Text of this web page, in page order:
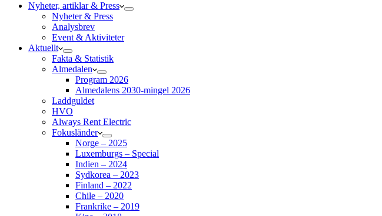
Nyheter, artiklar & Press
Nyheter & Press
Analysbrev
Event & Aktiviteter
Aktuellt
Fakta & Statistik
Almedalen
Program 2026
Almedalens 2030-mingel 2026
Laddguldet
HVO
Always Rent Electric
Fokusländer
Norge – 2025
Luxemburgs – Special
Indien – 2024
Sydkorea – 2023
Finland – 2022
Chile – 2020
Frankrike – 2019